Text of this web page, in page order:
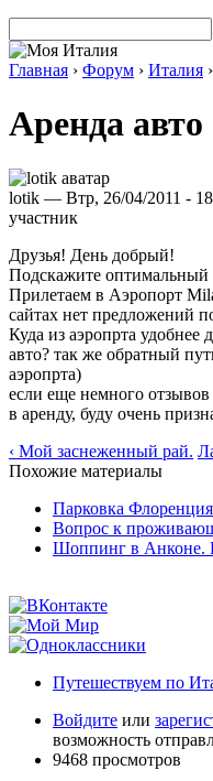
Главная › Форум › Италия ›
Аренда авто
lotik — Втр, 26/04/2011 -
участник
Друзья! День добрый!
Подскажите оптимальный
Прилетаем в Аэропорт
сайтах нет предложений
Куда из аэропрта удобнее
авто? так же обратный
аэропрта)
если еще немного
в аренду, буду очень
‹ Мой заснеженный рай.
Похожие материалы
Парковка Флоренция
Вопрос к
Шоппинг в Анконе.
Путешествуем по
Войдите или
возможность
9468 просмотров